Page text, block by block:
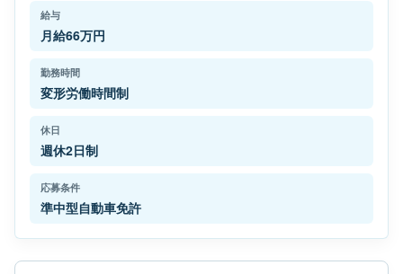
給与
月給66万円
勤務時間
変形労働時間制
休日
週休2日制
応募条件
準中型自動車免許